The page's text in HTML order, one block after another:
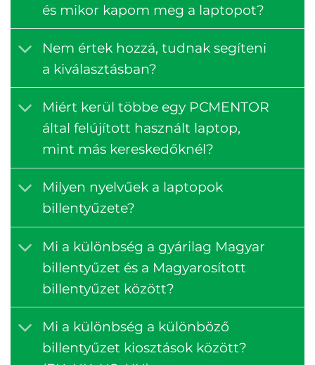
és mikor kapom meg a laptopot?
Nem értek hozzá, tudnak segíteni
a kiválasztásban?
Miért kerül többe egy PCMENTOR
által felújított használt laptop,
mint más kereskedőknél?
Milyen nyelvűek a laptopok
billentyűzete?
Mi a különbség a gyárilag Magyar
billentyűzet és a Magyarosított
billentyűzet között?
Mi a különbség a különböző
billentyűzet kiosztások között?